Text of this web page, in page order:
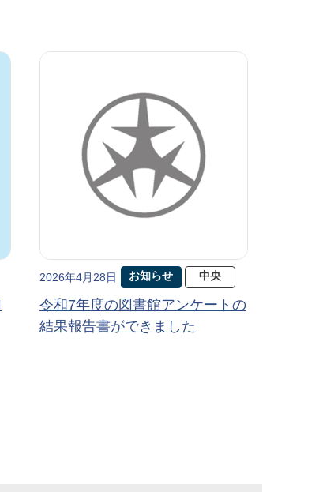
2026年4月28日 お知らせ 中央
令和7年度の図書館アンケートの
結果報告書ができました